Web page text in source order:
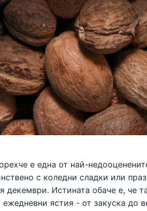
е една от най-
с коледни сладки или
декември. Истината обаче е, че
ежедневни ястия - от закуска до